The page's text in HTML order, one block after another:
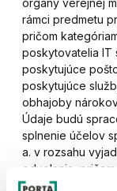
rámci predmetu
pričom
poskytovatelia IT
poskytujúce
poskytujúce
obhajoby
Údaje budú
splnenie účelov
a. v rozsahu
odvolania,
zákonnosť